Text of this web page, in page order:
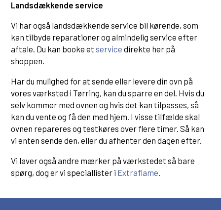
Landsdækkende service
Vi har også landsdækkende service bil kørende, som
kan tilbyde reparationer og almindelig service efter
aftale. Du kan booke et service direkte her på
shoppen.
Har du mulighed for at sende eller levere din ovn på
vores værksted i Tørring, kan du sparre en del. Hvis du
selv kommer med ovnen og hvis det kan tilpasses, så
kan du vente og få den med hjem. I visse tilfælde skal
ovnen repareres og testkøres over flere timer. Så kan
vi enten sende den, eller du afhenter den dagen efter.
Vi laver også andre mærker på værkstedet så bare
spørg, dog er vi speciallister i Extraflame